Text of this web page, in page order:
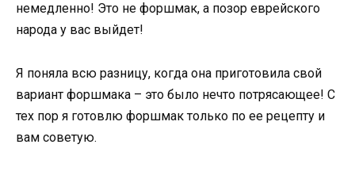
немедленно! Это не форшмак, а позор еврейского
народа у вас выйдет!
Я поняла всю разницу, когда она приготовила свой
вариант форшмака – это было нечто потрясающее! С
тех пор я готовлю форшмак только по ее рецепту и
вам советую.